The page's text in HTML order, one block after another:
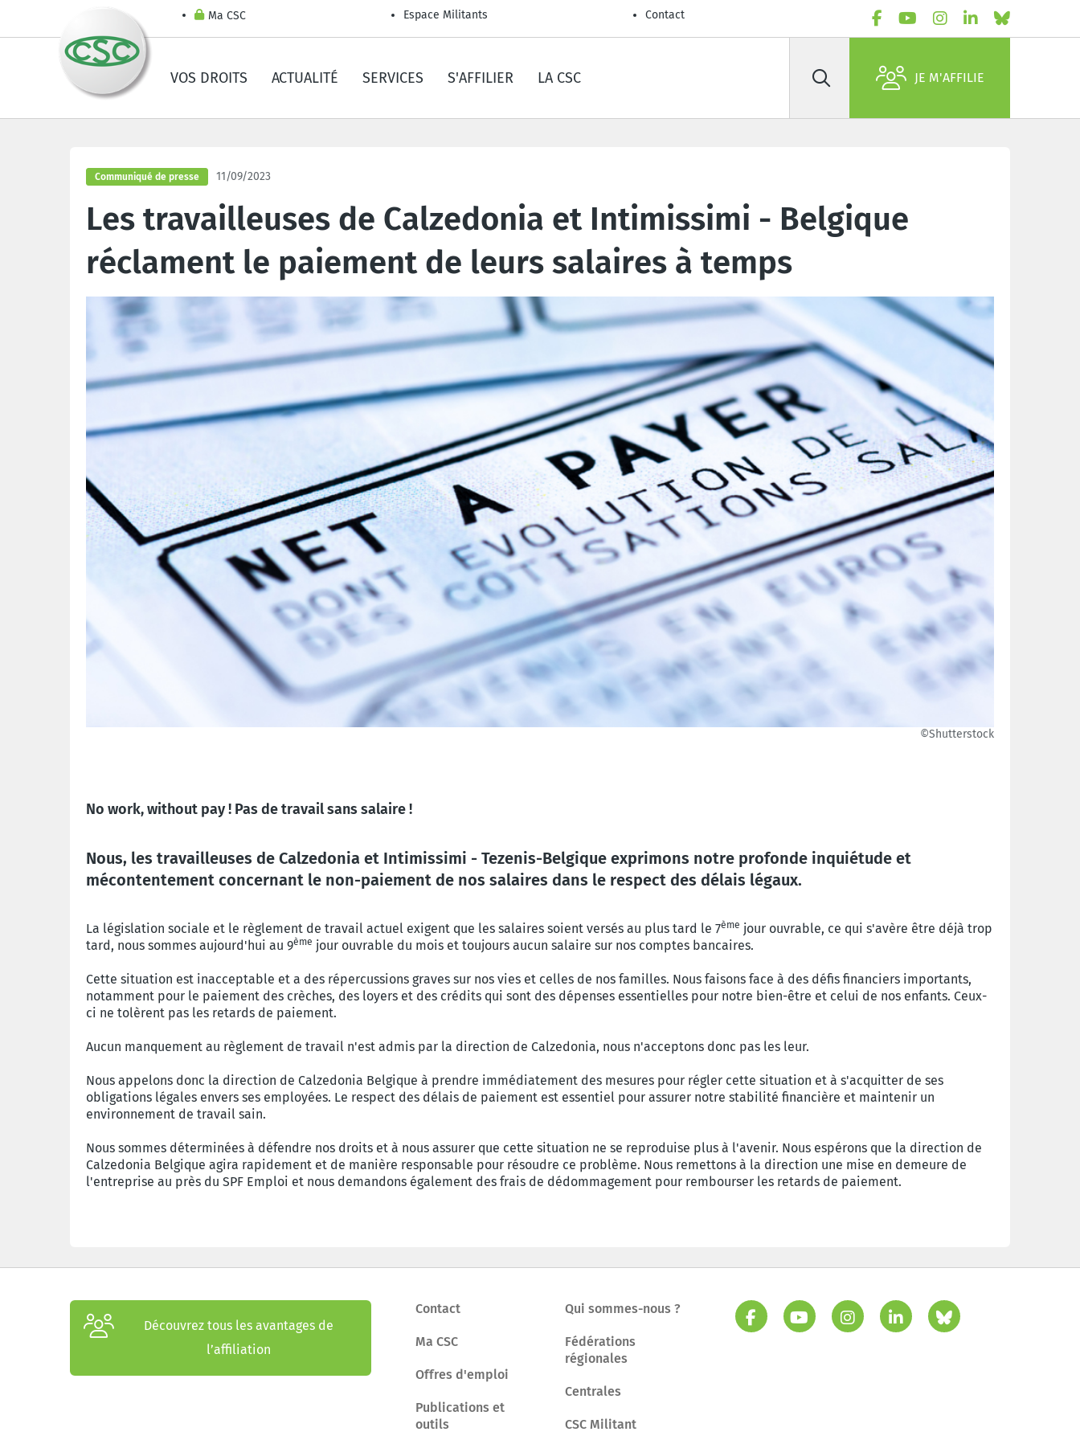
Ma CSC Espace Militants Contact
VOS DROITS ACTUALITÉ SERVICES S'AFFILIER LA CSC Rechercher JE M'AFFILIE
Communiqué de presse 11/09/2023
Les travailleuses de Calzedonia et Intimissimi - Belgique
réclament le paiement de leurs salaires à temps
©Shutterstock
No work, without pay ! Pas de travail sans salaire !
Nous, les travailleuses de Calzedonia et Intimissimi - Tezenis-Belgique exprimons notre profonde inquiétude et
mécontentement concernant le non-paiement de nos salaires dans le respect des délais légaux.
La législation sociale et le règlement de travail actuel exigent que les salaires soient versés au plus tard le 7ème jour ouvrable, ce qui s'avère être déjà trop
tard, nous sommes aujourd'hui au 9ème jour ouvrable du mois et toujours aucun salaire sur nos comptes bancaires.
Cette situation est inacceptable et a des répercussions graves sur nos vies et celles de nos familles. Nous faisons face à des défis financiers importants,
notamment pour le paiement des crèches, des loyers et des crédits qui sont des dépenses essentielles pour notre bien-être et celui de nos enfants. Ceux-
ci ne tolèrent pas les retards de paiement.
Aucun manquement au règlement de travail n'est admis par la direction de Calzedonia, nous n'acceptons donc pas les leur.
Nous appelons donc la direction de Calzedonia Belgique à prendre immédiatement des mesures pour régler cette situation et à s'acquitter de ses
obligations légales envers ses employées. Le respect des délais de paiement est essentiel pour assurer notre stabilité financière et maintenir un
environnement de travail sain.
Nous sommes déterminées à défendre nos droits et à nous assurer que cette situation ne se reproduise plus à l'avenir. Nous espérons que la direction de
Calzedonia Belgique agira rapidement et de manière responsable pour résoudre ce problème. Nous remettons à la direction une mise en demeure de
l'entreprise au près du SPF Emploi et nous demandons également des frais de dédommagement pour rembourser les retards de paiement.
Découvrez tous les avantages de
l’affiliation
Contact
Ma CSC
Offres d'emploi
Publications et
outils
Qui sommes-nous ?
Fédérations
régionales
Centrales
CSC Militant